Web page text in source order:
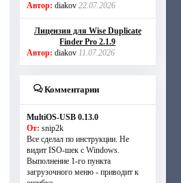
Автор: diakov 22.07.2026
Лицензия для Wise Duplicate
Finder Pro 2.1.9
Автор: diakov 11.07.2026
Комментарии
MultiOS-USB 0.13.0
От: snip2k
Все сделал по инструкции. Не
видит ISO-шек с Windows.
Выполнение 1-го пункта
загрузочного меню - приводит к